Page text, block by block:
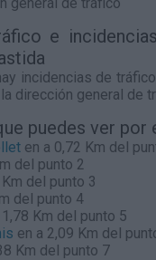
e
incidencias de
dirección general de
puedes ver por
en a 0,72 Km del
del punto 2
del punto 3
del punto 4
1,78 Km del punto 5
en a 2,09 Km del
Km del punto 7